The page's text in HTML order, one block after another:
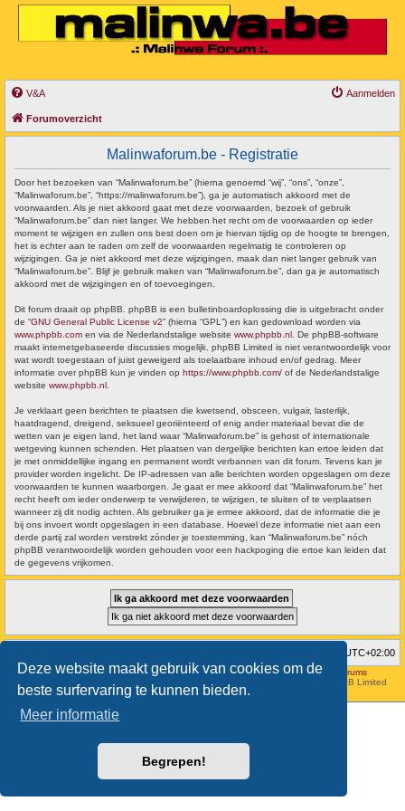
Deze website maakt gebruik van cookies om de
beste surfervaring te kunnen bieden.
Meer informatie
Begrepen!
V&A Aanmelden
Forumoverzicht
Malinwaforum.be - Registratie
Door het bezoeken van “Malinwaforum.be” (hierna genoemd “wij”, “ons”, “onze”,
“Malinwaforum.be”, “https://malinwaforum.be”), ga je automatisch akkoord met de
voorwaarden. Als je niet akkoord gaat met deze voorwaarden, bezoek of gebruik
“Malinwaforum.be” dan niet langer. We hebben het recht om de voorwaarden op ieder
moment te wijzigen en zullen ons best doen om je hiervan tijdig op de hoogte te brengen,
het is echter aan te raden om zelf de voorwaarden regelmatig te controleren op
wijzigingen. Ga je niet akkoord met deze wijzigingen, maak dan niet langer gebruik van
“Malinwaforum.be”. Blijf je gebruik maken van “Malinwaforum.be”, dan ga je automatisch
akkoord met de wijzigingen en of toevoegingen.
Dit forum draait op phpBB. phpBB is een bulletinboardoplossing die is uitgebracht onder
de “GNU General Public License v2” (hierna “GPL”) en kan gedownload worden via
www.phpbb.com en via de Nederlandstalige website www.phpbb.nl . De phpBB-software
maakt internetgebaseerde discussies mogelijk. phpBB Limited is niet verantwoordelijk voor
wat wordt toegestaan of juist geweigerd als toelaatbare inhoud en/of gedrag. Meer
informatie over phpBB kun je vinden op https://www.phpbb.com/ of de Nederlandstalige
website www.phpbb.nl
Je verklaart geen berichten te plaatsen die kwetsend, obsceen, vulgair, lasterlijk,
haatdragend, dreigend, seksueel georiënteerd of enig ander materiaal bevat die de
wetten van je eigen land, het land waar “Malinwaforum.be” is gehost of internationale
wetgeving kunnen schenden. Het plaatsen van dergelijke berichten kan ertoe leiden dat
je met onmiddellijke ingang en permanent wordt verbannen van dit forum. Tevens kan je
provider worden ingelicht. De IP-adressen van alle berichten worden opgeslagen om deze
voorwaarden te kunnen waarborgen. Je gaat er mee akkoord dat “Malinwaforum.be” het
recht heeft om ieder onderwerp te verwijderen, te wijzigen, te sluiten of te verplaatsen
wanneer zij dit nodig achten. Als gebruiker ga je ermee akkoord, dat de informatie die je
bij ons invoert wordt opgeslagen in een database. Hoewel deze informatie niet aan een
derde partij zal worden verstrekt zónder je toestemming, kan “Malinwaforum.be” nóch
phpBB verantwoordelijk worden gehouden voor een hackpoging die ertoe kan leiden dat
de gegevens vrijkomen.
UTC+02:00
Hosted byAviation24.be - Latest News & Breaking Stories - Discussion Forums
® Forum Software © phpBB Limited
Nederlandse vertaling doorphpBB.nl